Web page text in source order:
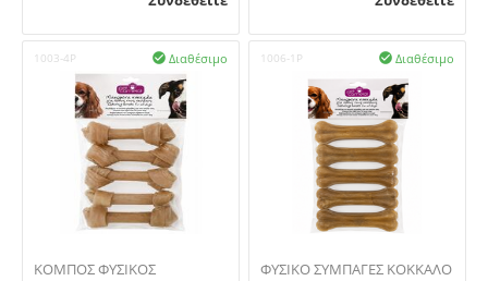
1003-4P Διαθέσιμο

ΚΟΜΠΟΣ ΦΥΣΙΚΟΣ
1006-1P Διαθέσιμο

ΦΥΣΙΚΟ ΣΥΜΠΑΓΕΣ ΚΟΚΚΑΛΟ